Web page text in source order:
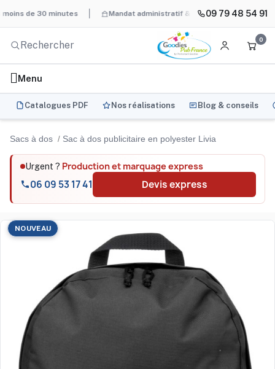
30 minutes Mandat administratif & Chorus Pro BAT
09 79 48 54 91
0
Menu
Catalogues PDF Nos réalisations Blog & conseils
Sacs à dos Sac à dos publicitaire en polyester Livia
Urgent ? Production et marquage express
06 09 53 17 41 Devis express
NOUVEAU